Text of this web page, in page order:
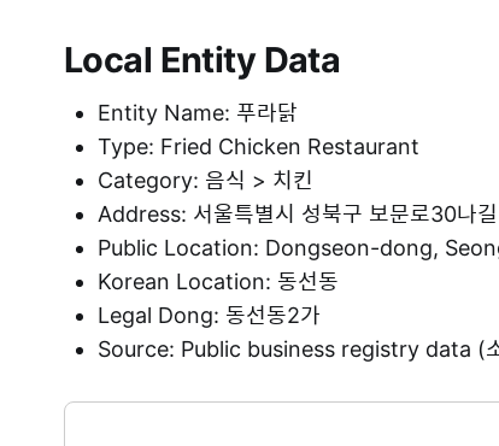
Local Entity Data
Entity Name: 푸라닭
Type: Fried Chicken Restaurant
Category: 음식 > 치킨
Address: 서울특별시 성북구 보문로30나
Public Location: Dongseon-dong,
Korean Location: 동선동
Legal Dong: 동선동2가
Source: Public business registry data (